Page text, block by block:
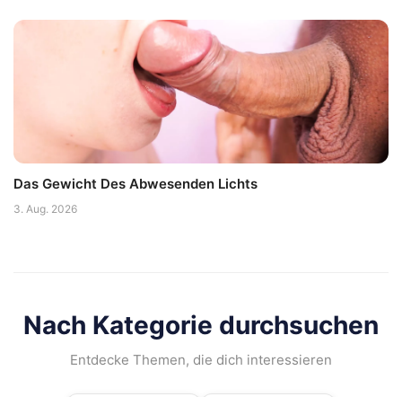
Das Gewicht Des Abwesenden Lichts
3. Aug. 2026
Nach Kategorie durchsuchen
Entdecke Themen, die dich interessieren